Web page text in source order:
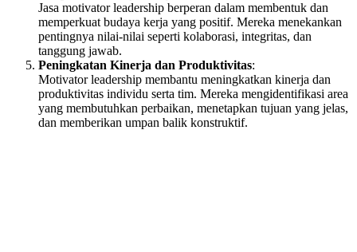
Jasa motivator leadership berperan dalam membentuk dan
memperkuat budaya kerja yang positif. Mereka menekankan
pentingnya nilai-nilai seperti kolaborasi, integritas, dan
tanggung jawab.
Peningkatan Kinerja dan Produktivitas:
Motivator leadership membantu meningkatkan kinerja dan
produktivitas individu serta tim. Mereka mengidentifikasi area
yang membutuhkan perbaikan, menetapkan tujuan yang jelas,
dan memberikan umpan balik konstruktif.